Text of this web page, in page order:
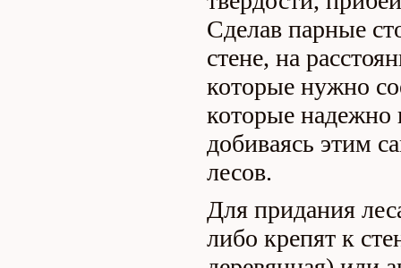
Сделав парные
стене, на
которые нужно
которые надежно
добиваясь этим
лесов.
Для придания
либо крепят к